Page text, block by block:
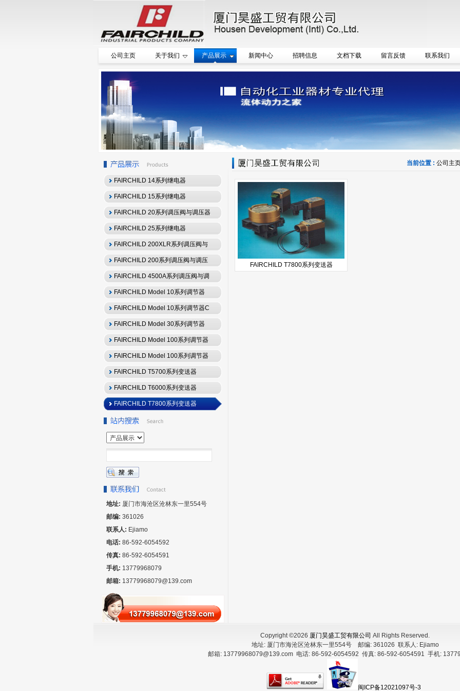
公司主页 关于我们 产品展示 新闻中心 招聘信息 文档下载 留言反馈 联系我们
当前位置 : 公司主
FAIRCHILD T7800系列变送器
FAIRCHILD 14系列继电器
FAIRCHILD 15系列继电器
FAIRCHILD 20系列调压阀与调压器
FAIRCHILD 25系列继电器
FAIRCHILD 200XLR系列调压阀与
调压器
FAIRCHILD 200系列调压阀与调压
器
FAIRCHILD 4500A系列调压阀与调
压器
FAIRCHILD Model 10系列调节器
FAIRCHILD Model 10系列调节器C
FAIRCHILD Model 30系列调节器
FAIRCHILD Model 100系列调节器
FAIRCHILD Model 100系列调节器
C
FAIRCHILD T5700系列变送器
FAIRCHILD T6000系列变送器
FAIRCHILD T7800系列变送器
地址: 厦门市海沧区沧林东一里554号
邮编: 361026
联系人: Ejiamo
电话: 86-592-6054592
传真: 86-592-6054591
手机: 13779968079
邮箱: 13779968079@139.com
Copyright ©2026 厦门昊盛工贸有限公司 All Rights Reserved.
地址: 厦门市海沧区沧林东一里554号 邮编: 361026 联系人: Ejiamo
邮箱: 13779968079@139.com 电话: 86-592-6054592 传真: 86-592-6054591 手机:
闽ICP备12021097号-3